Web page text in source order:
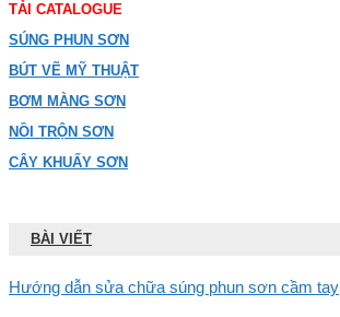
TẢI CATALOGUE
SÚNG PHUN SƠN
BÚT VẼ MỸ THUẬT
BƠM MÀNG SƠN
NỒI TRỘN SƠN
CÂY KHUẤY SƠN
BÀI VIẾT
Hướng dẫn sửa chữa súng phun sơn cầm tay